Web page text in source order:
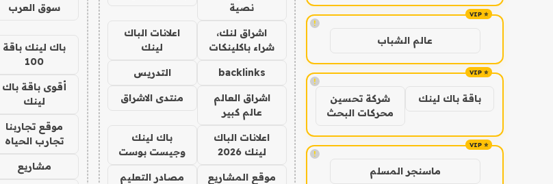
!
عالم الشباب
!
باقة باك لينك
شركة تحسين
محركات البحث
!
ماسنجر المسلم
نصية
اشراق لنك،
شراء باكلينكات
اعلانات الباك
لينك
backlinks التدريس
اشراق العالم
عالم كبير
منتدى الاشراق
اعلانات الباك
لينك 2026
باك لينك
وجيست بوست
موقع المشاريع
مصادر التعليم
سوق العرب
باك لينك باقة
100
أقوى باقة باك
لينك
موقع تجاربنا
تجارب الحياه
مشاريع